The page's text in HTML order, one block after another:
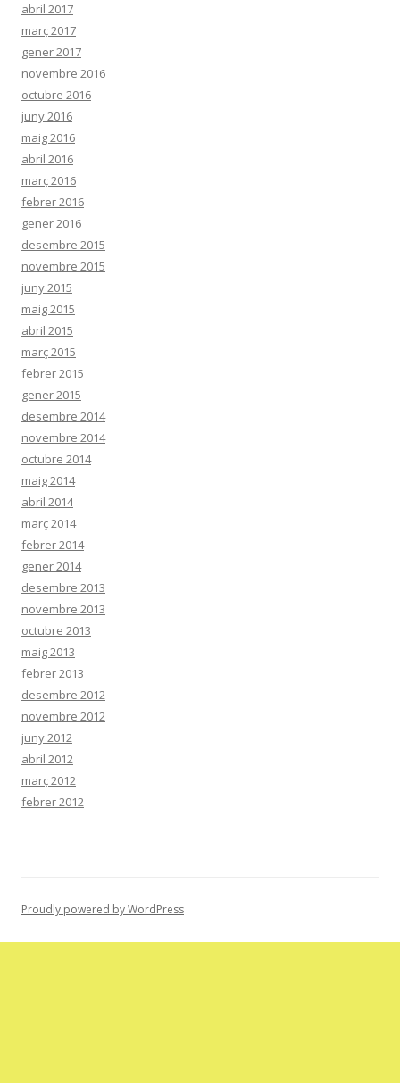
abril 2017
març 2017
gener 2017
novembre 2016
octubre 2016
juny 2016
maig 2016
abril 2016
març 2016
febrer 2016
gener 2016
desembre 2015
novembre 2015
juny 2015
maig 2015
abril 2015
març 2015
febrer 2015
gener 2015
desembre 2014
novembre 2014
octubre 2014
maig 2014
abril 2014
març 2014
febrer 2014
gener 2014
desembre 2013
novembre 2013
octubre 2013
maig 2013
febrer 2013
desembre 2012
novembre 2012
juny 2012
abril 2012
març 2012
febrer 2012
Proudly powered by WordPress